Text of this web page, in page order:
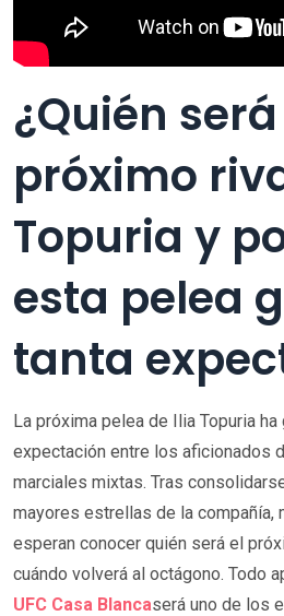
¿Quién
próximo
Topuria y
esta pelea
tanta
La próxima pelea de Ilia Topuria ha
expectación entre los aficionados
marciales mixtas. Tras
mayores estrellas de la compañía,
esperan conocer quién será el
cuándo volverá al octágono. Todo
UFC Casa Blancaserá uno de los